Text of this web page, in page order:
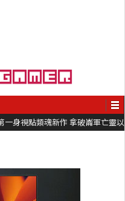
一身視點類魂新作 拿破崙軍亡靈以